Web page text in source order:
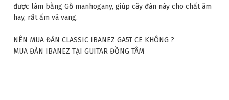
được làm bằng Gỗ manhogany, giúp cây đàn này cho chất âm
hay, rất ấm và vang.
NÊN MUA ĐÀN CLASSIC IBANEZ GA5T CE KHÔNG ?
MUA ĐÀN IBANEZ TẠI GUITAR ĐỒNG TÂM